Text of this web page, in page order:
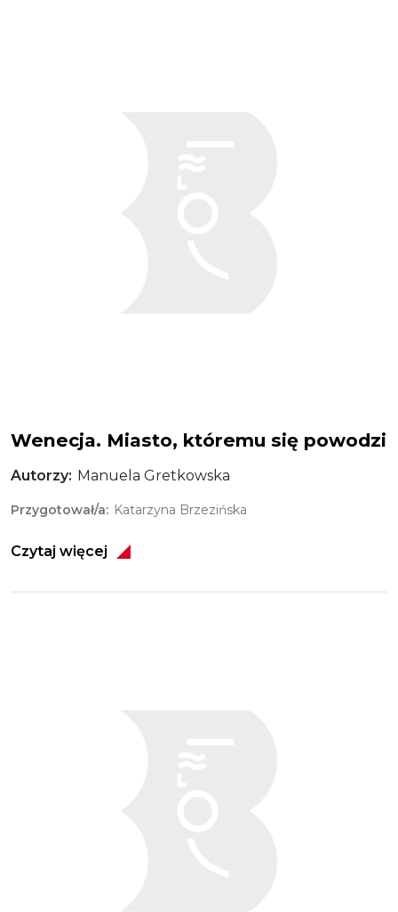
Wenecja. Miasto, któremu się powodzi
Autorzy Manuela Gretkowska
Przygotował/a Katarzyna Brzezińska
Czytaj więcej